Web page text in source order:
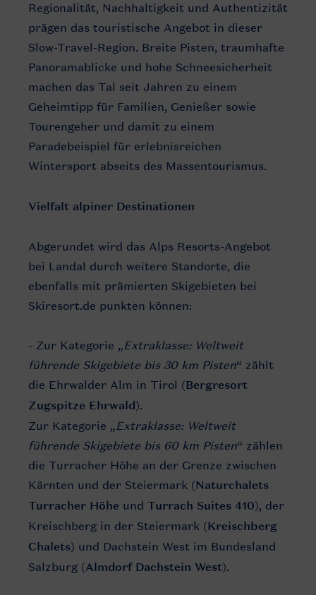
Regionalität, Nachhaltigkeit und Authentizität
prägen das touristische Angebot in dieser
Slow-Travel-Region. Breite Pisten, traumhafte
Panoramablicke und hohe Schneesicherheit
machen das Tal seit Jahren zu einem
Geheimtipp für Familien, Genießer sowie
Tourengeher und damit zu einem
Paradebeispiel für erlebnisreichen
Wintersport abseits des Massentourismus.
Vielfalt alpiner Destinationen
Abgerundet wird das Alps Resorts-Angebot
bei Landal durch weitere Standorte, die
ebenfalls mit prämierten Skigebieten bei
Skiresort.de punkten können:
- Zur Kategorie „Extraklasse: Weltweit
führende Skigebiete bis 30 km Pisten“ zählt
die Ehrwalder Alm in Tirol (Bergresort
Zugspitze Ehrwald).
Zur Kategorie „Extraklasse: Weltweit
führende Skigebiete bis 60 km Pisten“ zählen
die Turracher Höhe an der Grenze zwischen
Kärnten und der Steiermark (Naturchalets
Turracher Höhe und Turrach Suites 410), der
Kreischberg in der Steiermark (Kreischberg
Chalets) und Dachstein West im Bundesland
Salzburg (Almdorf Dachstein West).